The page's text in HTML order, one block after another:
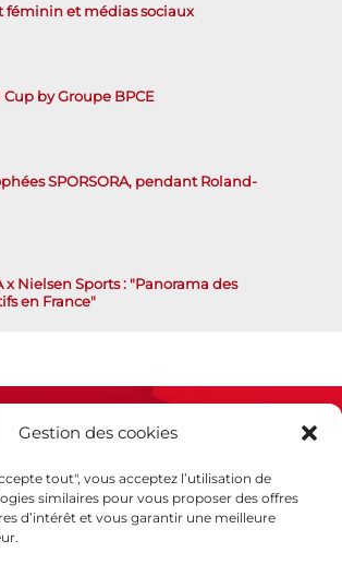
Gestion des cookies
tout", vous acceptez l’utilisation de
similaires pour vous proposer des offres
d’intérêt et vous garantir une meilleure
féminin et médias sociaux
Cup by Groupe BPCE
SPORSORA, pendant Roland-
x Nielsen Sports : "Panorama des
en France"
Espace presse